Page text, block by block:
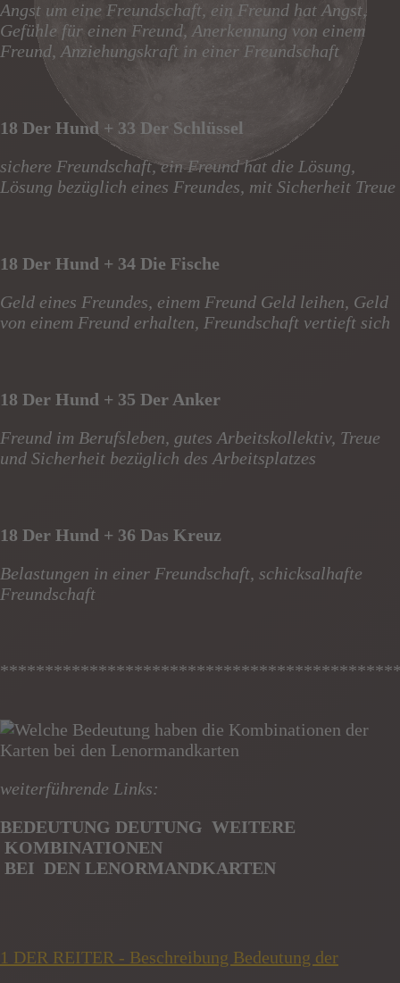
Angst um eine Freundschaft, ein Freund hat Angst,
Gefühle für einen Freund, Anerkennung von einem
Freund, Anziehungskraft in einer Freundschaft
18 Der Hund + 33 Der Schlüssel
sichere Freundschaft, ein Freund hat die Lösung,
Lösung bezüglich eines Freundes, mit Sicherheit Treue
18 Der Hund + 34 Die Fische
Geld eines Freundes, einem Freund Geld leihen, Geld
von einem Freund erhalten, Freundschaft vertieft sich
18 Der Hund + 35 Der Anker
Freund im Berufsleben, gutes Arbeitskollektiv, Treue
und Sicherheit bezüglich des Arbeitsplatzes
18 Der Hund + 36 Das Kreuz
Belastungen in einer Freundschaft, schicksalhafte
Freundschaft
weiterführende Links:
BEDEUTUNG DEUTUNG WEITERE
KOMBINATIONEN
BEI DEN LENORMANDKARTEN
1 DER REITER - Beschreibung Bedeutung der